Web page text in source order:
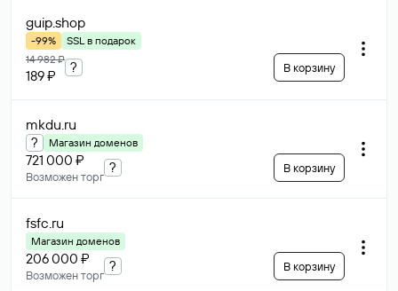
guip.shop
-99%
SSL в подарок
14 982 ₽
189 ₽
? В корзину
mkdu.ru
? Магазин доменов
721 000 ₽
Возможен торг
? В корзину
fsfc.ru
Магазин доменов
206 000 ₽
Возможен торг
? В корзину